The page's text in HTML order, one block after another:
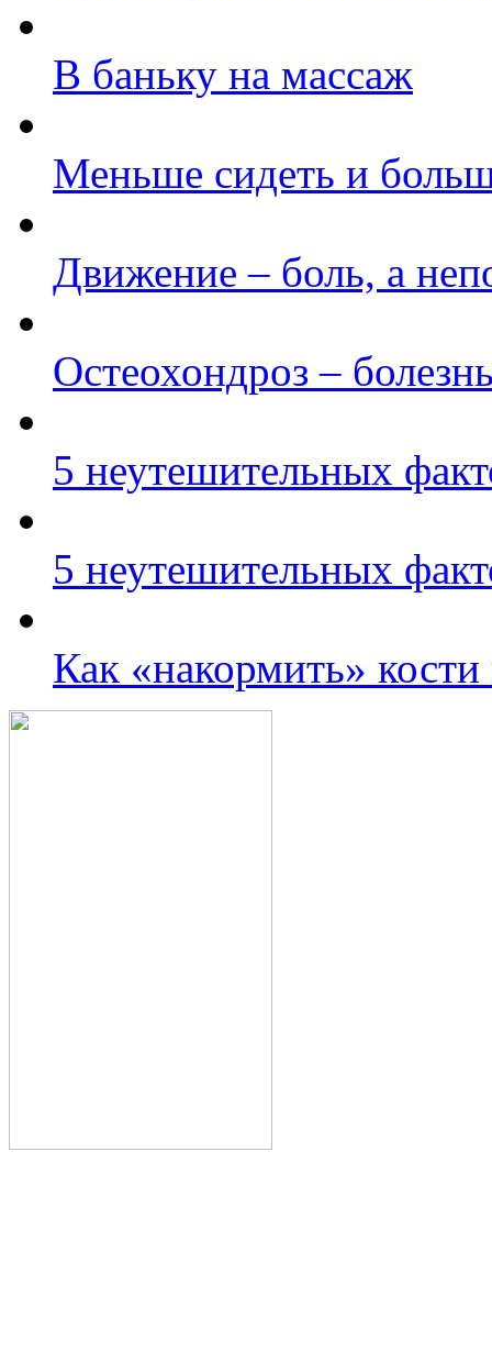
В баньку на массаж
Меньше сидеть и
Движение – боль, а
Остеохондроз –
5 неутешительных
5 неутешительных
Как «накормить» кости